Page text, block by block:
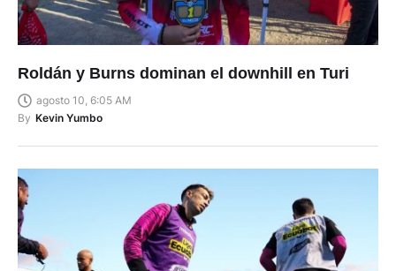
agosto 10, 6:05 AM
By Kevin Yumbo